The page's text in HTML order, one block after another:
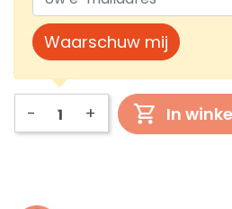
Waarschuw mij
- + In